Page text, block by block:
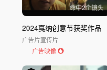
命中2个镜头
2024戛纳创意节获奖作品
广告片宣传片
广告映像